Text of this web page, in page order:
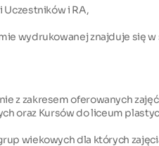
Uczestników i RA,
wydrukowanej znajduje się w
z zakresem oferowanych
oraz Kursów do liceum
wiekowych dla których